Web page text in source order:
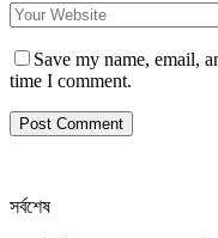
Save my name, email,
time I comment.
সর্বশেষ